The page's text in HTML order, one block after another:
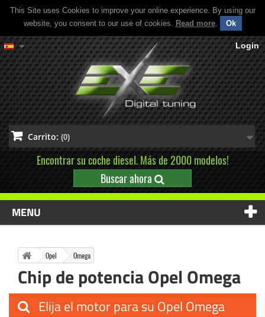
This Site uses Cookies to improve your online experience. By using our
website, you consent to our use of cookies. Read more. Ok
Login
Carrito: (0)
Encontrar su coche diesel. Más de 2000 modelos!
Buscar ahora
MENU
Opel Omega
Chip de potencia Opel Omega
Elija el motor para su Opel Omega